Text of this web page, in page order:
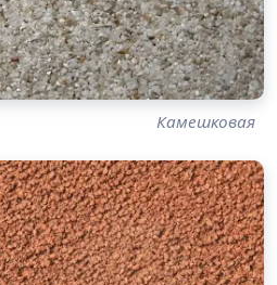
Камешковая